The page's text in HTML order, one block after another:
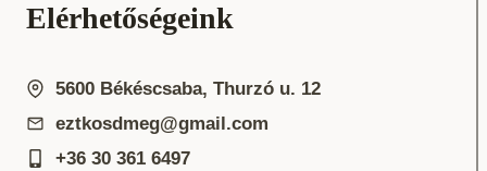
Elérhetőségeink
5600 Békéscsaba, Thurzó u. 12
eztkosdmeg@gmail.com
+36 30 361 6497